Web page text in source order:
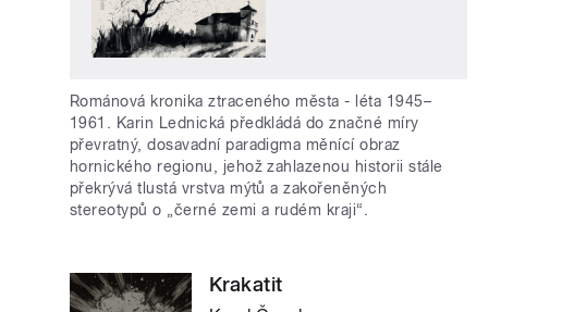
Románová kronika ztraceného města - léta 1945–
1961. Karin Lednická předkládá do značné míry
převratný, dosavadní paradigma měnící obraz
hornického regionu, jehož zahlazenou historii stále
překrývá tlustá vrstva mýtů a zakořeněných
stereotypů o „černé zemi a rudém kraji“.
Krakatit